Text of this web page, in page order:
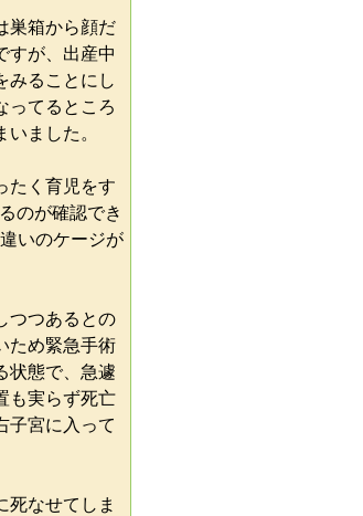
巣箱から顔だ
すが、出産中
みることにし
ってるところ
ました。
たく育児をす
のが確認でき
いのケージが
つつあるとの
ため緊急手術
状態で、急遽
も実らず死亡
子宮に入って
死なせてしま